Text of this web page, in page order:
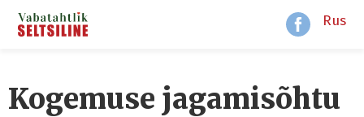
Rus
Kogemuse jagamisõhtu